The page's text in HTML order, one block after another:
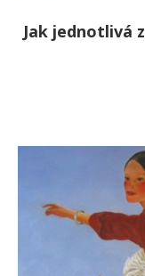
Jak jednotlivá